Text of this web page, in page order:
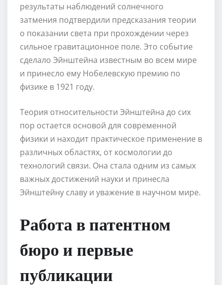
результаты наблюдений солнечного
затмения подтвердили предсказания теории
о показании света при прохождении через
сильное гравитационное поле. Это событие
сделало Эйнштейна известным во всем мире
и принесло ему Нобелевскую премию по
физике в 1921 году.
Теория относительности Эйнштейна до сих
пор остается основой для современной
физики и находит практическое применение в
различных областях, от космологии до
технологий связи. Она стала одним из самых
важных достижений науки и принесла
Эйнштейну славу и уважение в научном мире.
Работа в патентном
бюро и первые
публикации